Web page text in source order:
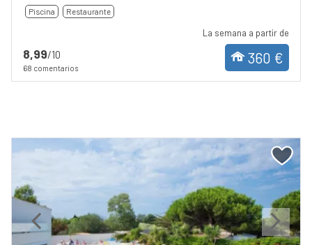
Piscina Restaurante
8,99/10
68 comentarios
La semana a partir de
360 €
Previous Next